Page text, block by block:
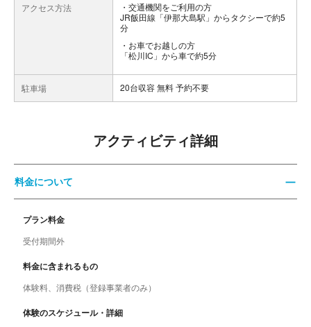
アクセス方法
交通機関をご利用の方
JR飯田線「伊那大島駅」からタクシーで約5
分
お車でお越しの方
「松川IC」から車で約5分
駐車場 20台収容 無料 予約不要
アクティビティ詳細
料金について
プラン料金
受付期間外
料金に含まれるもの
体験料、消費税（登録事業者のみ）
体験のスケジュール・詳細